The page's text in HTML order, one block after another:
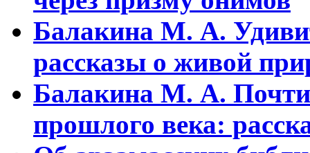
Балакина М. А.
рассказы о живой
Балакина М. А. Почти
прошлого века: